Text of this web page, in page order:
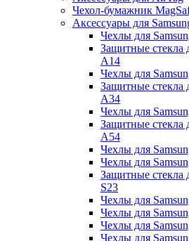
Чехол-бумажник
Аксессуары для
Чехлы для
Защитные стекла
A14
Чехлы для
Защитные стекла
A34
Чехлы для
Защитные стекла
A54
Чехлы для
Чехлы для
Защитные стекла
S23
Чехлы для
Чехлы для
Чехлы для
Чехлы для